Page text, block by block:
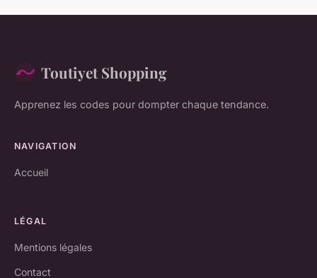
Toutiyet Shopping
Apprenez les codes pour dompter chaque tendance.
NAVIGATION
Accueil
LÉGAL
Mentions légales
Contact